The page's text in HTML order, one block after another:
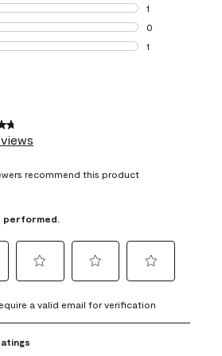
0 reviews with 4
1
1 review with 3
0
0 reviews with 2
1
recommend this product
performed.
to
rate
the
item
to
rate
to
rate
a valid email for verification